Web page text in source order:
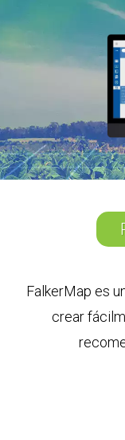
FalkerMap es
crear